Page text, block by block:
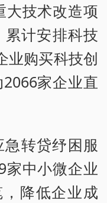
大技术改造项
累计安排科技
业购买科技创
家企业直
转贷纾困服
家中小微企业
降低企业成